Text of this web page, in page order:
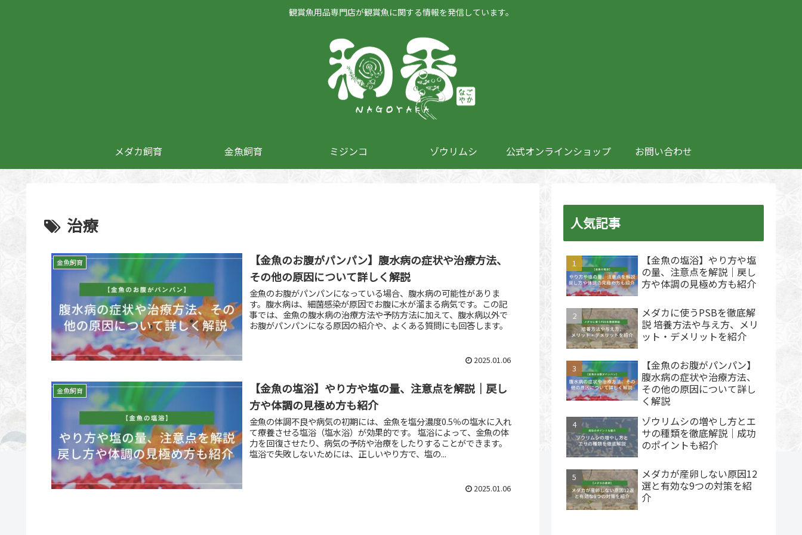
観賞魚用品専門店が観賞魚に関する情報を発信しています。
メダカ飼育 金魚飼育 ミジンコ ゾウリムシ 公式オンラインショップ お問い合わせ
治療
金魚飼育
【金魚のお腹がパンパン】腹水病の症状や治療方法、
その他の原因について詳しく解説
金魚のお腹がパンパンになっている場合、腹水病の可能性がありま
す。腹水病は、細菌感染が原因でお腹に水が溜まる病気です。この記
事では、金魚の腹水病の治療方法や予防方法に加えて、腹水病以外で
お腹がパンパンになる原因の紹介や、よくある質問にも回答します。
2025.01.06
金魚飼育
【金魚の塩浴】やり方や塩の量、注意点を解説｜戻し
方や体調の見極め方も紹介
金魚の体調不良や病気の初期には、金魚を塩分濃度0.5％の塩水に入れ
て療養させる塩浴（塩水浴）が効果的です。 塩浴によって、金魚の体
力を回復させたり、病気の予防や治療をしたりすることができます。
塩浴で失敗しないためには、正しいやり方で、塩の...
2025.01.06
人気記事
【金魚の塩浴】やり方や塩
の量、注意点を解説｜戻し
方や体調の見極め方も紹介
メダカに使うPSBを徹底解
説 培養方法や与え方、メリ
ット・デメリットを紹介
【金魚のお腹がパンパン】
腹水病の症状や治療方法、
その他の原因について詳し
く解説
ゾウリムシの増やし方とエ
サの種類を徹底解説｜成功
のポイントも紹介
メダカが産卵しない原因12
選と有効な9つの対策を紹
介